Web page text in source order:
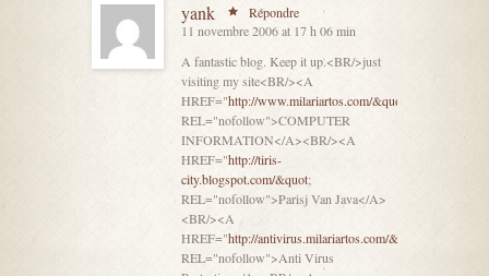
yank
Répondre
11 novembre 2006 at 17 h 06 min
A fantastic blog. Keep it up.<BR/>just
visiting my site<BR/><A
HREF="http://www.milariartos.com/&quot
REL="nofollow">COMPUTER
INFORMATION</A><BR/><A
HREF="http://tiris-
city.blogspot.com/&quot;
REL="nofollow">Parisj Van Java</A>
<BR/><A
HREF="http://antivirus.milariartos.com/&quot
REL="nofollow">Anti Virus